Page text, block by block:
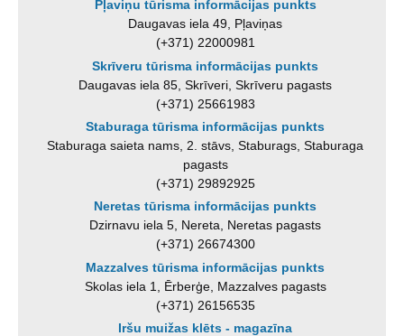
Pļaviņu tūrisma informācijas punkts
Daugavas iela 49, Pļaviņas
(+371) 22000981
Skrīveru tūrisma informācijas punkts
Daugavas iela 85, Skrīveri, Skrīveru pagasts
(+371) 25661983
Staburaga tūrisma informācijas punkts
Staburaga saieta nams, 2. stāvs, Staburags, Staburaga
pagasts
(+371) 29892925
Neretas tūrisma informācijas punkts
Dzirnavu iela 5, Nereta, Neretas pagasts
(+371) 26674300
Mazzalves tūrisma informācijas punkts
Skolas iela 1, Ērberģe, Mazzalves pagasts
(+371) 26156535
Iršu muižas klēts - magazīna